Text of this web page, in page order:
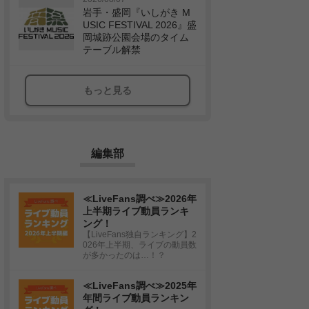
岩手・盛岡『いしがき M
USIC FESTIVAL 2026』盛
岡城跡公園会場のタイム
テーブル解禁
もっと見る
編集部
≪LiveFans調べ≫2026年
上半期ライブ動員ランキ
ング！
【LiveFans独自ランキング】2
026年上半期、ライブの動員数
が多かったのは…！？
≪LiveFans調べ≫2025年
年間ライブ動員ランキン